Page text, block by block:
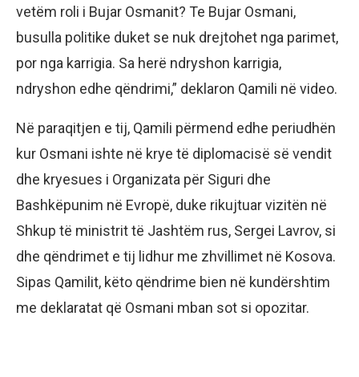
vetëm roli i Bujar Osmanit? Te Bujar Osmani,
busulla politike duket se nuk drejtohet nga parimet,
por nga karrigia. Sa herë ndryshon karrigia,
ndryshon edhe qëndrimi,” deklaron Qamili në video.
Në paraqitjen e tij, Qamili përmend edhe periudhën
kur Osmani ishte në krye të diplomacisë së vendit
dhe kryesues i Organizata për Siguri dhe
Bashkëpunim në Evropë, duke rikujtuar vizitën në
Shkup të ministrit të Jashtëm rus, Sergei Lavrov, si
dhe qëndrimet e tij lidhur me zhvillimet në Kosova.
Sipas Qamilit, këto qëndrime bien në kundërshtim
me deklaratat që Osmani mban sot si opozitar.